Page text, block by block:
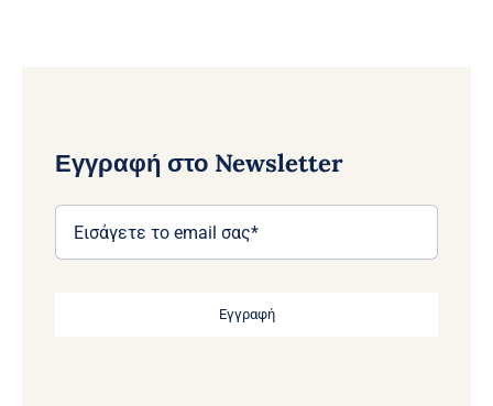
Εγγραφή στο Newsletter
Εγγραφή